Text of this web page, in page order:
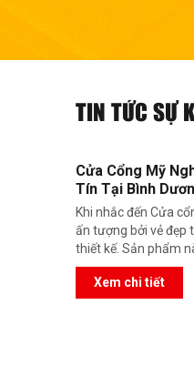
TIN TỨC SỰ
Cửa Cổng Mỹ
Tín Tại Bình
Khi nhắc đến Cửa
ấn tượng bởi vẻ đẹp
thiết kế. Sản phẩm
mỹ cho bất kỳ
tối đa. Hãy cùng
thuật và công năng
Xem chi tiết